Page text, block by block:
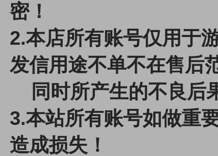
密！
2.本店所有账号仅用于
发信用途不单不在售后
同时所产生的不良后
3.本站所有账号如做重
造成损失！